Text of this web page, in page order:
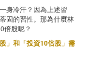
身冷汗？因為上述習
固的習性。那為什麼林
倍股呢？
」和「投資10倍股」需